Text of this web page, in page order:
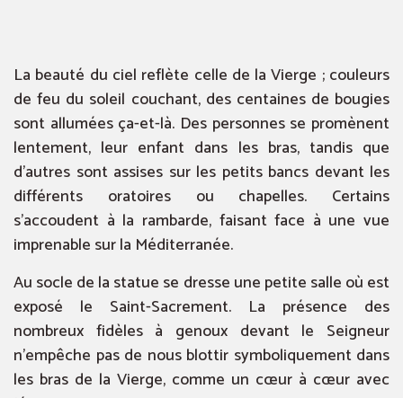
La beauté du ciel reflète celle de la Vierge ; couleurs
de feu du soleil couchant, des centaines de bougies
sont allumées ça-et-là. Des personnes se promènent
lentement, leur enfant dans les bras, tandis que
d’autres sont assises sur les petits bancs devant les
différents oratoires ou chapelles. Certains
s’accoudent à la rambarde, faisant face à une vue
imprenable sur la Méditerranée.
Au socle de la statue se dresse une petite salle où est
exposé le Saint-Sacrement. La présence des
nombreux fidèles à genoux devant le Seigneur
n’empêche pas de nous blottir symboliquement dans
les bras de la Vierge, comme un cœur à cœur avec